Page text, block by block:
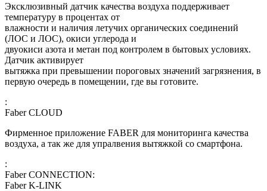
Эксклюзивный датчик качества воздуха поддерживает
температуру в процентах от
влажности и наличия летучих органических соединений
(ЛОС и ЛОС), окиси углерода и
двуокиси азота и метан под контролем в бытовых условиях.
Датчик активирует
вытяжка при превышении пороговых значений загрязнения, в
первую очередь в помещении, где вы готовите.
:
Faber CLOUD
Фирменное приложение FABER для мониторинга качества
воздуха, а так же для упралвения вытяжкой со смартфона.
:
Faber CONNECTION:
Faber K-LINK